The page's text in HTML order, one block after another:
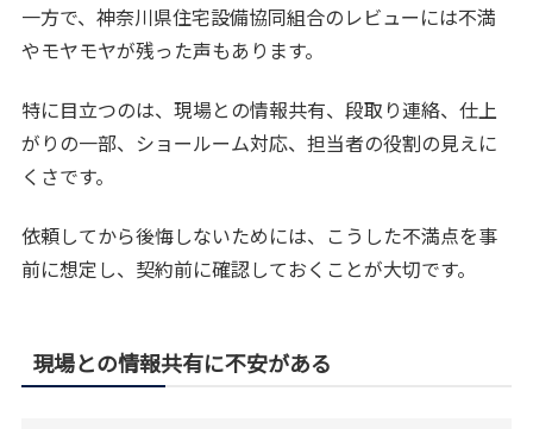
一方で、神奈川県住宅設備協同組合のレビューには不満
やモヤモヤが残った声もあります。
特に目立つのは、現場との情報共有、段取り連絡、仕上
がりの一部、ショールーム対応、担当者の役割の見えに
くさです。
依頼してから後悔しないためには、こうした不満点を事
前に想定し、契約前に確認しておくことが大切です。
現場との情報共有に不安がある